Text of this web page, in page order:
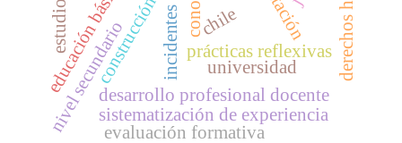
prácticas reflexivas
desarrollo profesional docente
nivel secundario
educación básicaconstrucción universidad
sistematización de experiencia
chile
evaluación formativa